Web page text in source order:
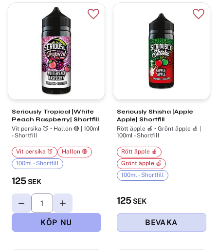
Seriously Tropical |White
Peach Raspberry| Shortfill
Vit persika 🍑 • Hallon 🔴 | 100ml
- Shortfill
125 SEK
Vit persika 🍑
Hallon 🔴
100ml - Shortfill
Lägg till i favoriter
Seriously Shisha |Apple
Apple| Shortfill
Rött äpple 🍎 • Grönt äpple 🍏 |
100ml - Shortfill
125 SEK
Rött äpple 🍎
Grönt äpple 🍏
100ml - Shortfill